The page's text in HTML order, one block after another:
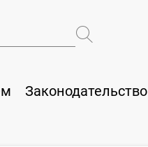
Законодательство